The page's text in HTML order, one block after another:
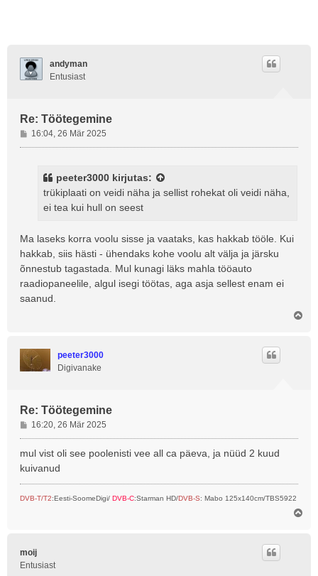
andyman
Entusiast
Re: Töötegemine
P
o
16:04, 26 Mär 2025
peeter3000 kirjutas:
trükiplaati on veidi näha ja sellist rohekat oli veidi näha,
ei tea kui hull on seest
Ma laseks korra voolu sisse ja vaataks, kas hakkab tööle. Kui
hakkab, siis hästi - ühendaks kohe voolu alt välja ja järsku
õnnestub tagastada. Mul kunagi läks mahla tööauto
raadiopaneelile, algul isegi töötas, aga asja sellest enam ei
saanud.
peeter3000
Digivanake
Re: Töötegemine
P
o
s
u
16:20, 26 Mär 2025
mul vist oli see poolenisti vee all ca päeva, ja nüüd 2 kuud
kuivanud
DVB-T/T2:Eesti-SoomeDigi/ DVB-C:Starman HD/DVB-S: Mabo 125x140cm/TBS5922
moij
Entusiast